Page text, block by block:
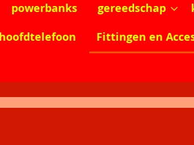
powerbanks gereedschap
hoofdtelefoon Fittingen en